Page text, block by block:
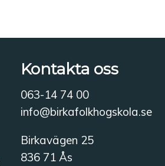
Kontakta oss
063-14 74 00
info@birkafolkhogskola.se
Birkavägen 25
836 71 Ås